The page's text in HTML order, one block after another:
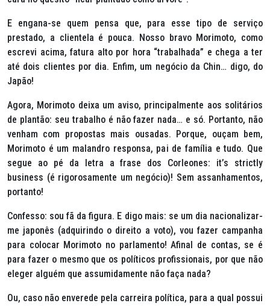
E engana-se quem pensa que, para esse tipo de serviço
prestado, a clientela é pouca. Nosso bravo Morimoto, como
escrevi acima, fatura alto por hora “trabalhada” e chega a ter
até dois clientes por dia. Enfim, um negócio da Chin… digo, do
Japão!
Agora, Morimoto deixa um aviso, principalmente aos solitários
de plantão: seu trabalho é não fazer nada… e só. Portanto, não
venham com propostas mais ousadas. Porque, ouçam bem,
Morimoto é um malandro responsa, pai de família e tudo. Que
segue ao pé da letra a frase dos Corleones: it’s strictly
business (é rigorosamente um negócio)! Sem assanhamentos,
portanto!
Confesso: sou fã da figura. E digo mais: se um dia nacionalizar-
me japonês (adquirindo o direito a voto), vou fazer campanha
para colocar Morimoto no parlamento! Afinal de contas, se é
para fazer o mesmo que os políticos profissionais, por que não
eleger alguém que assumidamente não faça nada?
Ou, caso não enverede pela carreira política, para a qual possui